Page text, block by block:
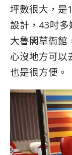
坪數很大，是
設計，43吋多
大魯閣草衙館
心沒地方可以
也是很方便。